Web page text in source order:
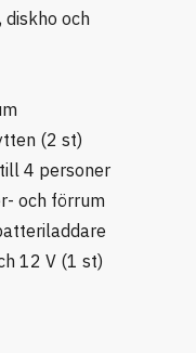
och
(2 st)
4 personer
och förrum
12 V (1 st)